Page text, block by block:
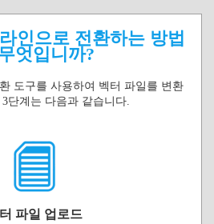
인으로 전환하는 방법
엇입니까?
도구를 사용하여 벡터 파일를 변환
단계는 다음과 같습니다.
파일 업로드